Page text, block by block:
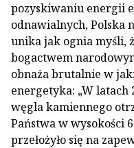
pozyskiwaniu energii
odnawialnych, Polska
unika jak ognia myśli,
bogactwem
obnaża brutalnie w
energetyka: „W
węgla kamiennego
Państwa w wysokości
przełożyło się na